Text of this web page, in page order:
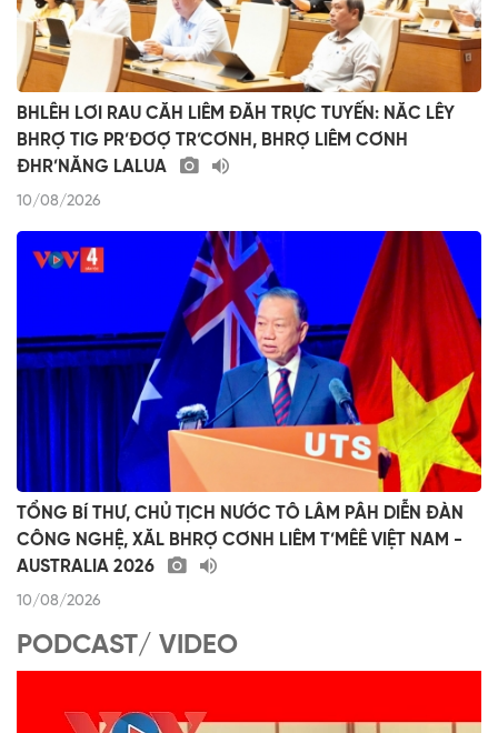
BHLÊH LƠI RAU CĂH LIÊM ĐĂH TRỰC TUYẾN: NĂC LÊY
BHRỢ TIG PR’ĐƠỢ TR’CƠNH, BHRỢ LIÊM CƠNH
ĐHR’NĂNG LALUA
10/08/2026
TỔNG BÍ THƯ, CHỦ TỊCH NƯỚC TÔ LÂM PÂH DIỄN ĐÀN
CÔNG NGHỆ, XĂL BHRỢ CƠNH LIÊM T’MÊÊ VIỆT NAM -
AUSTRALIA 2026
10/08/2026
PODCAST/ VIDEO